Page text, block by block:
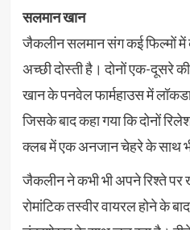
सलमान खान
जैकलीन सलमान संग कई फिल्मों में
अच्छी दोस्ती है। दोनों एक-दूसरे
खान के पनवेल फार्महाउस में
जिसके बाद कहा गया कि दोनों
क्लब में एक अनजान चेहरे के साथ
जैकलीन ने कभी भी अपने रिश्ते
रोमांटिक तस्वीर वायरल होने के